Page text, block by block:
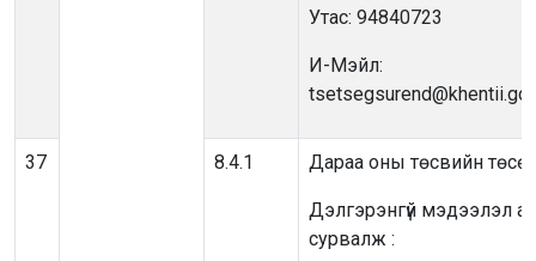
Утас: 94840723
И-Мэйл:
37 8.4.1 Дараа оны төсвийн
Дэлгэрэнгүй мэдээлэл
сурвалж :